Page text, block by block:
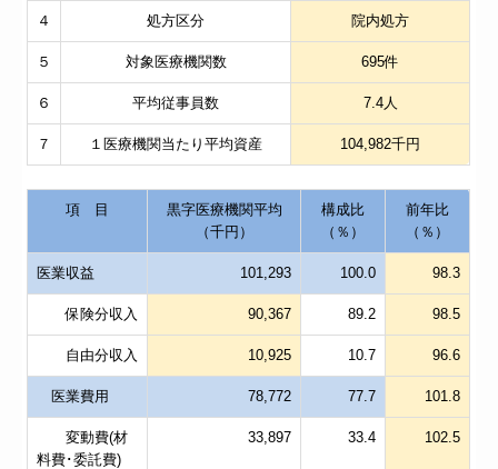
４ 処方区分 院内処方
５ 対象医療機関数 695件
６ 平均従事員数 7.4人
７ １医療機関当たり平均資産 104,982千円
項 目
黒字医療機関平均
（千円）
構成比
（％）
前年比
（％）
医業収益 101,293 100.0 98.3
保険分収入 90,367 89.2 98.5
自由分収入 10,925 10.7 96.6
医業費用 78,772 77.7 101.8
変動費(材
料費･委託費)
33,897 33.4 102.5